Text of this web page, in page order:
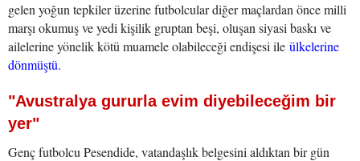
gelen yoğun tepkiler üzerine futbolcular diğer maçlardan önce milli
marşı okumuş ve yedi kişilik gruptan beşi, oluşan siyasi baskı ve
ailelerine yönelik kötü muamele olabileceği endişesi ile ülkelerine
dönmüştü.
"Avustralya gururla evim diyebileceğim bir
yer"
Genç futbolcu Pesendide, vatandaşlık belgesini aldıktan bir gün